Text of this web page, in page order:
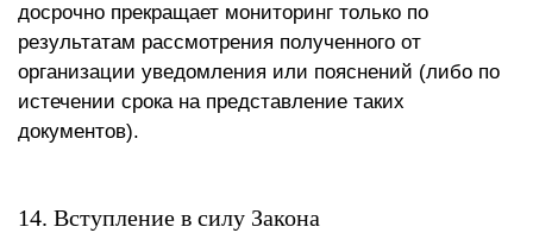
досрочно прекращает мониторинг только по
результатам рассмотрения полученного от
организации уведомления или пояснений (либо по
истечении срока на представление таких
документов).
14. Вступление в силу Закона